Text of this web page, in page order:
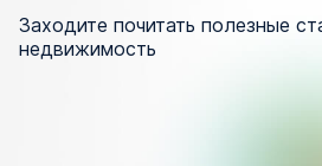
Заходите почитать полезные
недвижимость